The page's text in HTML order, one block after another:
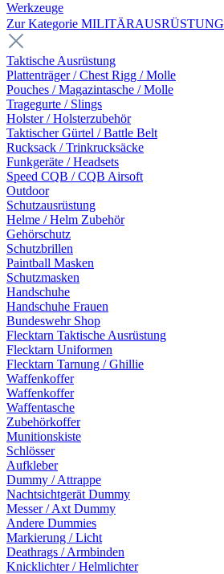
Werkzeuge
Zur Kategorie MILITÄRAUSRÜSTUNG
Taktische Ausrüstung
Plattenträger / Chest Rigg / Molle
Pouches / Magazintasche / Molle
Tragegurte / Slings
Holster / Holsterzubehör
Taktischer Gürtel / Battle Belt
Rucksack / Trinkrucksäcke
Funkgeräte / Headsets
Speed CQB / CQB Airsoft
Outdoor
Schutzausrüstung
Helme / Helm Zubehör
Gehörschutz
Schutzbrillen
Paintball Masken
Schutzmasken
Handschuhe
Handschuhe Frauen
Bundeswehr Shop
Flecktarn Taktische Ausrüstung
Flecktarn Uniformen
Flecktarn Tarnung / Ghillie
Waffenkoffer
Waffenkoffer
Waffentasche
Zubehörkoffer
Munitionskiste
Schlösser
Aufkleber
Dummy / Attrappe
Nachtsichtgerät Dummy
Messer / Axt Dummy
Andere Dummies
Markierung / Licht
Deathrags / Armbinden
Knicklichter / Helmlichter